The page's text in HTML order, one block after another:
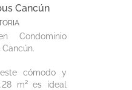
Cancún
Condominio
cómodo y
m² es ideal